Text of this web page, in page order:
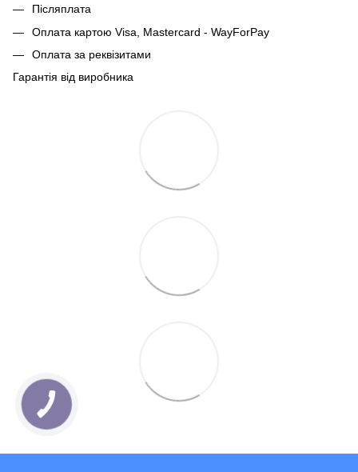
Післяплата
Оплата картою Visa, Mastercard - WayForPay
Оплата за реквізитами
Гарантія від виробника